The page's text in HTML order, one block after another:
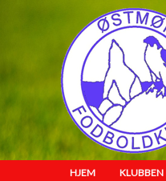
HJEM KLUBBEN